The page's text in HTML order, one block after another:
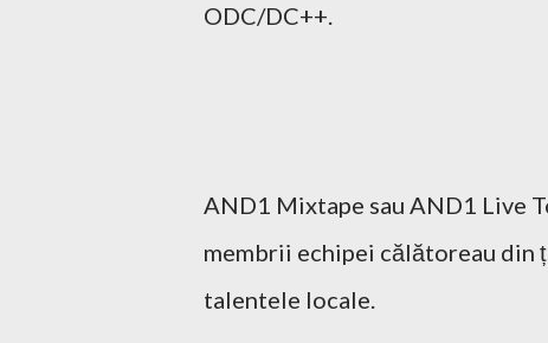
ODC/DC++.
AND1 Mixtape sau AND1 Live
membrii echipei călătoreau din
talentele locale.